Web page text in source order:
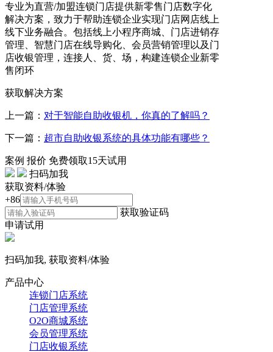
专业为直营/加盟连锁门店提供新零售门店数字化
解决方案，致力于帮助连锁企业实现门店网店线上
线下业务融合。包括线上小程序商城、门店进销存
管理、智慧门店在线导购化、会员营销管理以及门
店收银管理，连接人、货、场，构建连锁企业新零
售闭环
获取解决方案
上一篇： 对于智能自助收银机，你真的了解吗？
下一篇： 超市自助收银系统的具体功能有哪些？
案例 报价 免费领取15天试用
扫码加我
获取资料/体验
+86
获取验证码
申请试用
扫码加我, 获取资料/体验
产品中心
连锁门店系统
门店管理系统
O2O商城系统
会员管理系统
门店收银系统